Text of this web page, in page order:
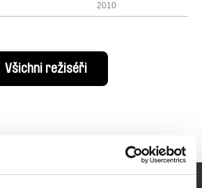
2010
Všichni režiséři